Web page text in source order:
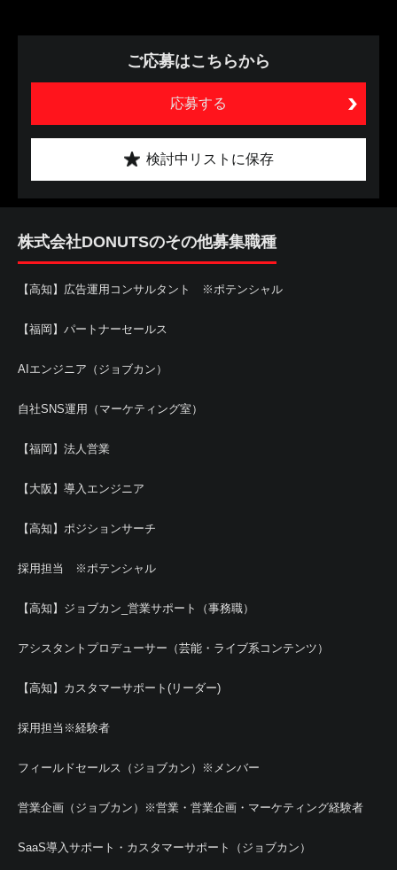
ご応募はこちらから
応募する
検討中リストに保存
株式会社DONUTSのその他募集職種
【高知】広告運用コンサルタント ※ポテンシャル
【福岡】パートナーセールス
AIエンジニア（ジョブカン）
自社SNS運用（マーケティング室）
【福岡】法人営業
【大阪】導入エンジニア
【高知】ポジションサーチ
採用担当 ※ポテンシャル
【高知】ジョブカン_営業サポート（事務職）
アシスタントプロデューサー（芸能・ライブ系コンテンツ）
【高知】カスタマーサポート(リーダー)
採用担当※経験者
フィールドセールス（ジョブカン）※メンバー
営業企画（ジョブカン）※営業・営業企画・マーケティング経験者
SaaS導入サポート・カスタマーサポート（ジョブカン）